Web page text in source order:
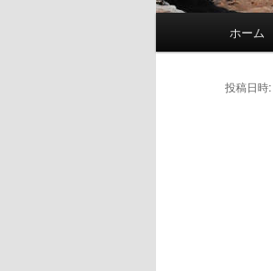
ホーム
投稿日時: